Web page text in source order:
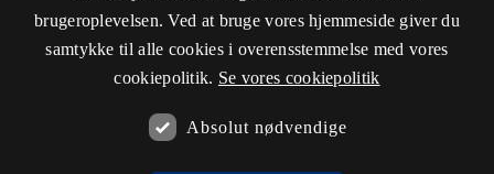
brugeroplevelsen. Ved at bruge vores hjemmeside giver du
samtykke til alle cookies i overensstemmelse med vores
cookiepolitik. Se vores cookiepolitik
Absolut nødvendige